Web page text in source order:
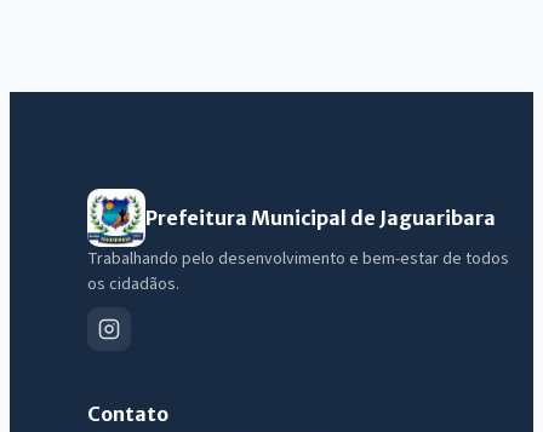
Prefeitura Municipal de Jaguaribara
Trabalhando pelo desenvolvimento e bem-estar de todos
os cidadãos.
Contato